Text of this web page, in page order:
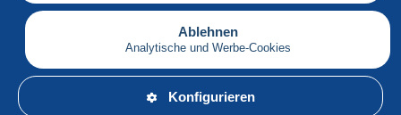
Ablehnen
Analytische und Werbe-Cookies
Konfigurieren
Schreiben
Deutsch